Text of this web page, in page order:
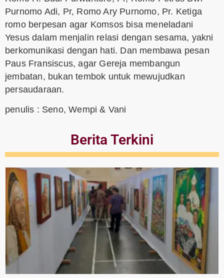
Purnomo Adi, Pr, Romo Ary Purnomo, Pr. Ketiga
romo berpesan agar Komsos bisa meneladani
Yesus dalam menjalin relasi dengan sesama, yakni
berkomunikasi dengan hati. Dan membawa pesan
Paus Fransiscus, agar Gereja membangun
jembatan, bukan tembok untuk mewujudkan
persaudaraan.
penulis : Seno, Wempi & Vani
Berita Terkini